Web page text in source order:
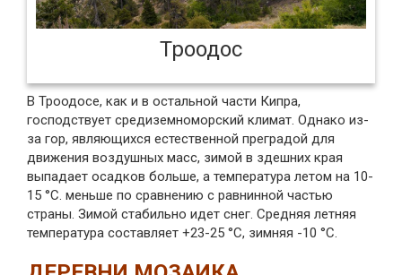
Троодос
В Троодосе, как и в остальной части Кипра,
господствует средиземноморский климат. Однако из-
за гор, являющихся естественной преградой для
движения воздушных масс, зимой в здешних края
выпадает осадков больше, а температура летом на 10-
15 °C. меньше по сравнению с равнинной частью
страны. Зимой стабильно идет снег. Средняя летняя
температура составляет +23-25 °C, зимняя -10 °C.